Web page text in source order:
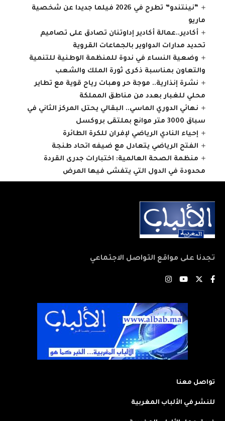
“نينتندو” تطرح في 2026 فيلما جديدا عن شخصية
ماريو
أكادير..عمالة أكادير إداوتنان تصادق على تصاميم
تحديد مدارات الدواوير بالجماعات القروية
وضعية النساء في ندوة للمنظمة الوطنية للتنمية
والتعاون بمناسبة ذكرى ثورة الملك والشعب
نشرة إنذارية.. موجة حر وهبات رياح قوية مع تطاير
محلي للغبار بعدد من مناطق المملكة
نهائي الدوري الماسي.. البقالي يحتل المركز الثاني في
سباق 3000 متر موانع بملتقى بروكسل
إحياء النادي الرياضي لإفران للكرة الطائرة
الفتح الرياضي يتعادل مع ضيفه اتحاد طنجة
منظمة الصحة العالمية: اختبارات جدرى القردة
محدودة في الدول التي يتفشى فيها المرض
تجدنا على مواقع التواصل الاجتماعي
تواصل معنا
للنشر في الألباب المغربية